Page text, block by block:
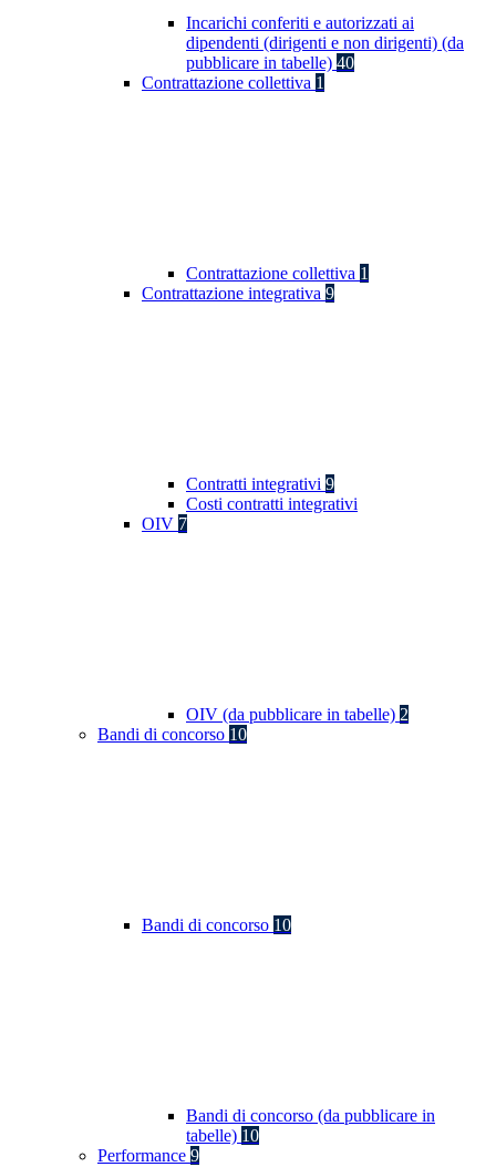
Incarichi conferiti e autorizzati ai
dipendenti (dirigenti e non dirigenti) (da
pubblicare in tabelle) 40
Contrattazione collettiva 1
Contrattazione collettiva 1
Contrattazione integrativa 9
Contratti integrativi 9
Costi contratti integrativi
OIV 7
OIV (da pubblicare in tabelle) 2
Bandi di concorso 10
Bandi di concorso 10
Bandi di concorso (da pubblicare in
tabelle) 10
Performance 9